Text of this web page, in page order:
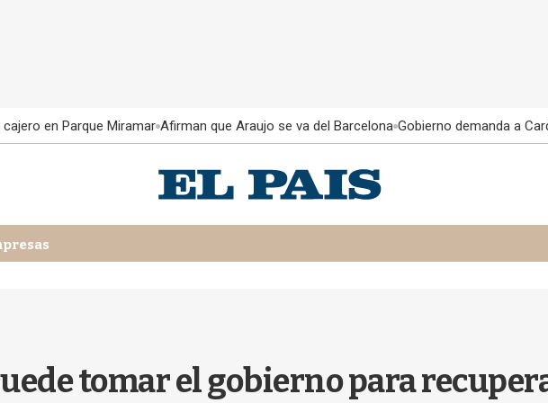
en Parque Miramar Afirman que Araujo se va del Barcelona Gobierno demanda a
tomar el gobierno para